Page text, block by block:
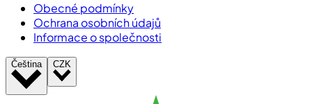
Obecné podmínky
Ochrana osobních údajů
Informace o společnosti
Čeština CZK